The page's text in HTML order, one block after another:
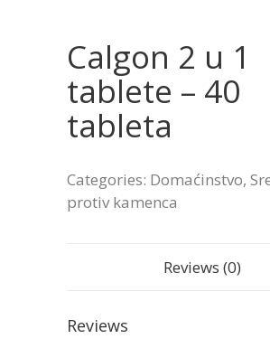
Calgon 2 u 1
tablete – 40
tableta
Categories: Domaćinstvo,
protiv kamenca
Reviews (0)
Reviews